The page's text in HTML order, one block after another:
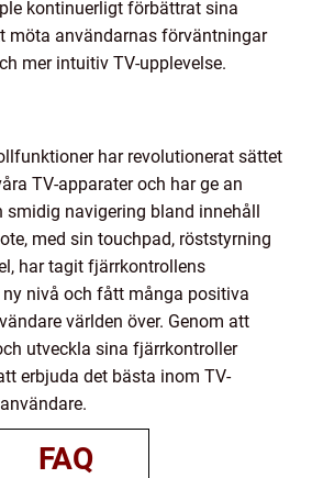
kontinuerligt förbättrat sina
möta användarnas förväntningar
mer intuitiv TV-upplevelse.
har revolutionerat sättet
TV-apparater och har ge an
smidig navigering bland innehåll
med sin touchpad, röststyrning
har tagit fjärrkontrollens
nivå och fått många positiva
världen över. Genom att
utveckla sina fjärrkontroller
erbjuda det bästa inom TV-
FAQ